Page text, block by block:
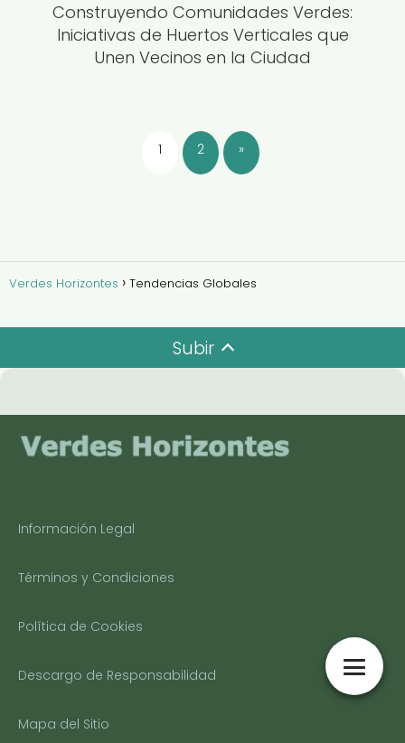
Construyendo Comunidades Verdes:
Iniciativas de Huertos Verticales que
Unen Vecinos en la Ciudad
1 2 »
Verdes Horizontes Tendencias Globales
Subir
Información Legal
Términos y Condiciones
Política de Cookies
Descargo de Responsabilidad
Mapa del Sitio